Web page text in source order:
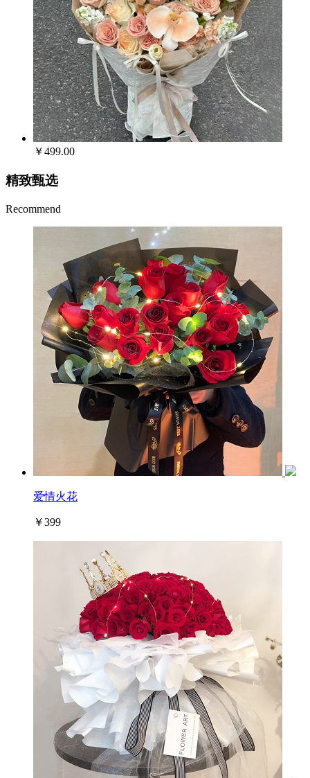
￥499.00
精致甄选
Recommend
爱情火花
￥399